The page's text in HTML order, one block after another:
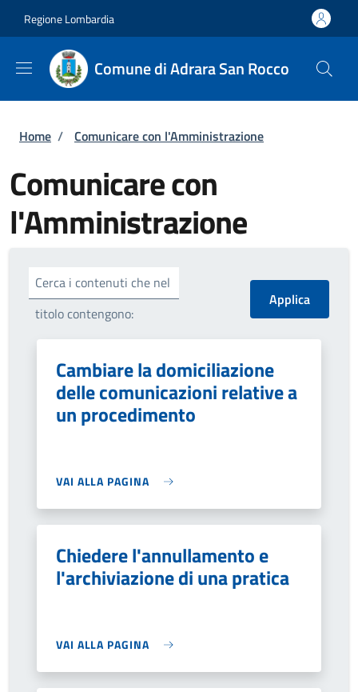
Regione Lombardia
Comune di Adrara San Rocco
Briciole di pane
Home / Comunicare con l'Amministrazione
Comunicare con
l'Amministrazione
Cerca i contenuti che nel
titolo contengono:
Cambiare la domiciliazione
delle comunicazioni relative a
un procedimento
VAI ALLA PAGINA
Chiedere l'annullamento e
l'archiviazione di una pratica
VAI ALLA PAGINA